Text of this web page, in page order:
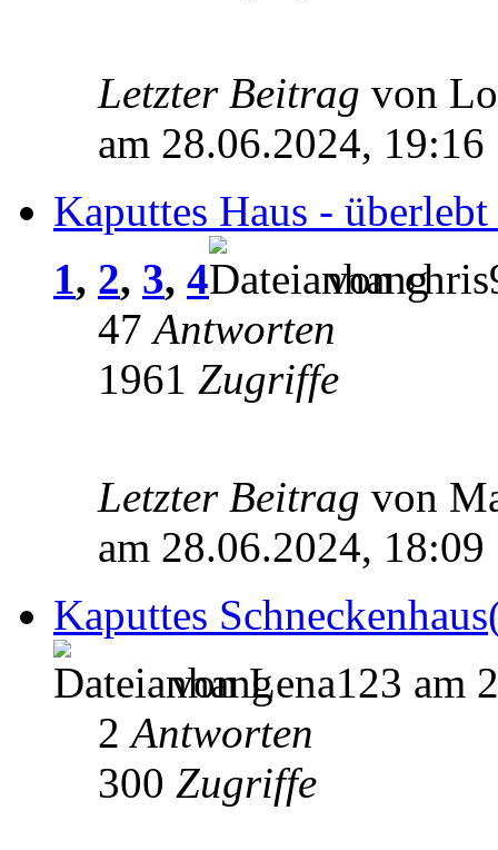
Letzter Beitrag von
am 28.06.2024, 19:16
Kaputtes Haus -
1, 2, 3, 4
von
47Antworten
1961 Zugriffe
Letzter Beitrag von
am 28.06.2024, 18:09
Kaputtes
von Lena123 am
2Antworten
300 Zugriffe